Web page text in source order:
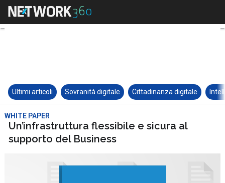
Ultimi articoli Sovranità digitale Cittadinanza digitale
WHITE PAPER
Un’infrastruttura flessibile e sicura al
supporto del Business